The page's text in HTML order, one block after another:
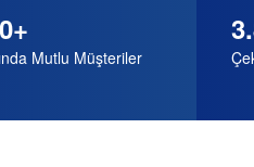
Mutlu Müşteriler